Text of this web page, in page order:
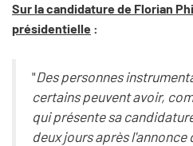
Sur la candidature de Florian
présidentielle :
"Des personnes
certains peuvent avoir,
qui présente sa
deux jours après l'annonce